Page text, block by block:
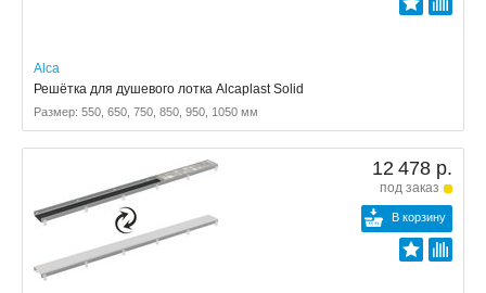
Alca
Решётка для душевого лотка Alcaplast Solid
Размер: 550, 650, 750, 850, 950, 1050 мм
12 478 р.
под заказ
В корзину